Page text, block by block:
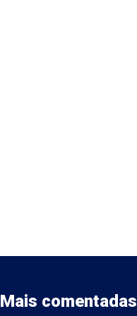
Mais comentadas